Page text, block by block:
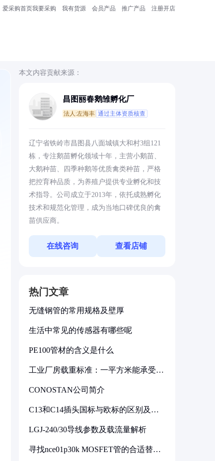
爱采购首页我要采购 我有货源 会员产品 推广产品 注册开店
本文内容贡献来源：
昌图丽春鹅雏孵化厂
法人:左海丰 通过主体资质核查
辽宁省铁岭市昌图县八面城镇大和村3组121
栋，专注鹅苗孵化领域十年，主营小鹅苗、
大鹅种苗、四季种鹅等优质禽类种苗，严格
把控育种品质，为养殖户提供专业孵化和技
术指导。公司成立于2013年，依托成熟孵化
技术和规范化管理，成为当地口碑优良的禽
苗供应商。
在线咨询 查看店铺
热门文章
无缝钢管的常用规格及壁厚
生活中常见的传感器有哪些呢
PE100管材的含义是什么
工业厂房载重标准：一平方米能承受多
CONOSTAN公司简介
C13和C14插头国标与欧标的区别及其
LGJ-240/30导线参数及载流量解析
寻找nce01p30k MOSFET管的合适替代